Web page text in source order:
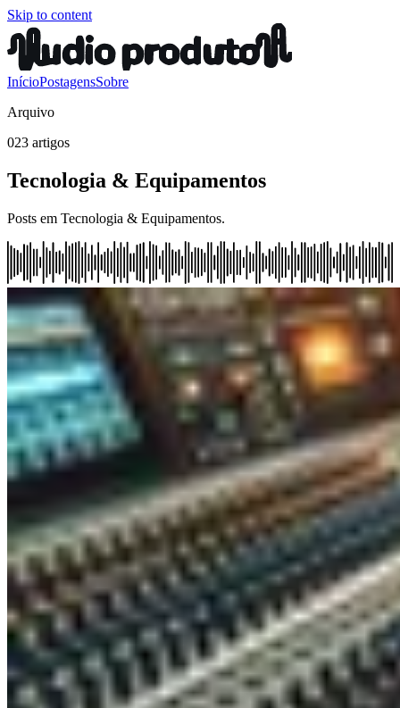
Skip to content
InícioPostagensSobre
Arquivo
023 artigos
Tecnologia & Equipamentos
Posts em Tecnologia & Equipamentos.